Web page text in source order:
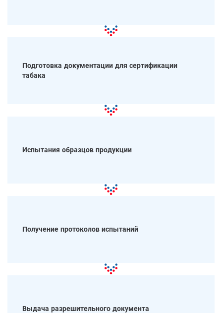
Подготовка документации для сертификации
табака
Испытания образцов продукции
Получение протоколов испытаний
Выдача разрешительного документа